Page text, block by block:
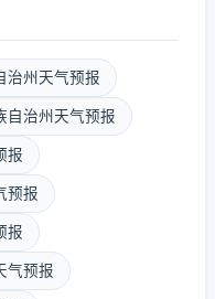
治州天气预报
自治州天气预报
报
预报
报
气预报